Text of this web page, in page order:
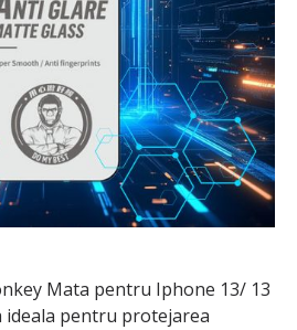
Mata pentru Iphone 13/ 13
ideala pentru protejarea